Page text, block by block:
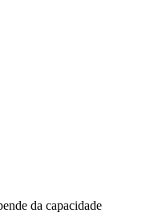
da capacidade